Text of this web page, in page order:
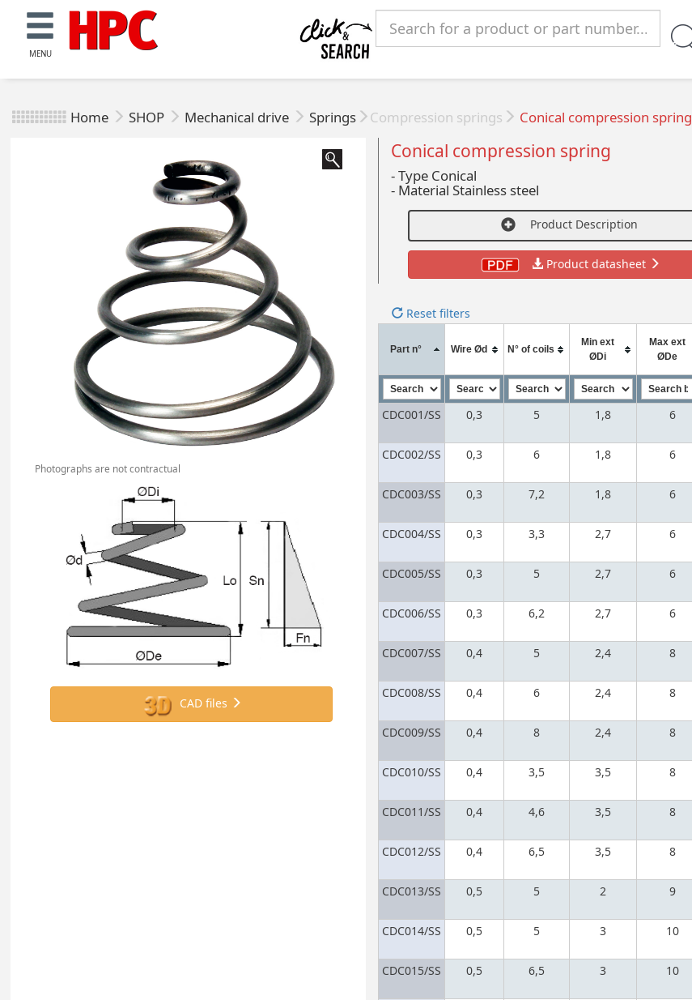
MENU
Home SHOP Mechanical drive Springs Compression springs Conical compression spring
Photographs are not contractual
CAD files
Conical compression spring
- Type Conical
- Material Stainless steel
Product Description
Product datasheet
Reset filters
Part n° Wire Ød N° of coils
Min ext
ØDi
Max ext
ØDe
CDC001/SS 0,3 5 1,8 6
CDC002/SS
0,3 6 1,8 6
CDC003/SS
0,3 7,2 1,8 6
CDC004/SS
0,3 3,3 2,7 6
CDC005/SS
0,3 5 2,7 6
CDC006/SS
0,3 6,2 2,7 6
CDC007/SS
0,4 5 2,4 8
CDC008/SS
0,4 6 2,4 8
CDC009/SS
0,4 8 2,4 8
CDC010/SS
0,4 3,5 3,5 8
CDC011/SS
0,4 4,6 3,5 8
CDC012/SS
0,4 6,5 3,5 8
CDC013/SS
0,5 5 2 9
CDC014/SS
0,5 5 3 10
CDC015/SS
0,5 6,5 3 10